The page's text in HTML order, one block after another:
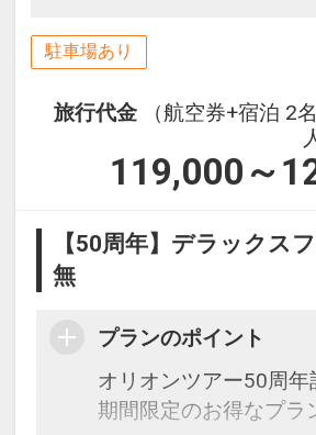
駐車場あり
旅行代金
（航空券+宿泊 2
119,000～
【50周年】デラックス
無
プランのポイント
オリオンツアー50周
期間限定のお得なプラ